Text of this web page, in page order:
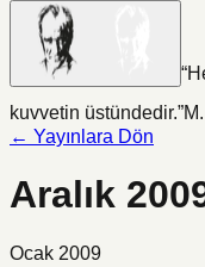
kuvvetin üstündedir.”
← Yayınlara Dön
Aralık
Ocak 2009